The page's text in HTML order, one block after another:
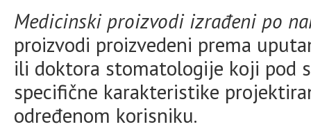
Medicinski proizvodi izrađeni po
proizvodi proizvedeni prema
ili doktora stomatologije koji pod
specifične karakteristike
određenom korisniku.